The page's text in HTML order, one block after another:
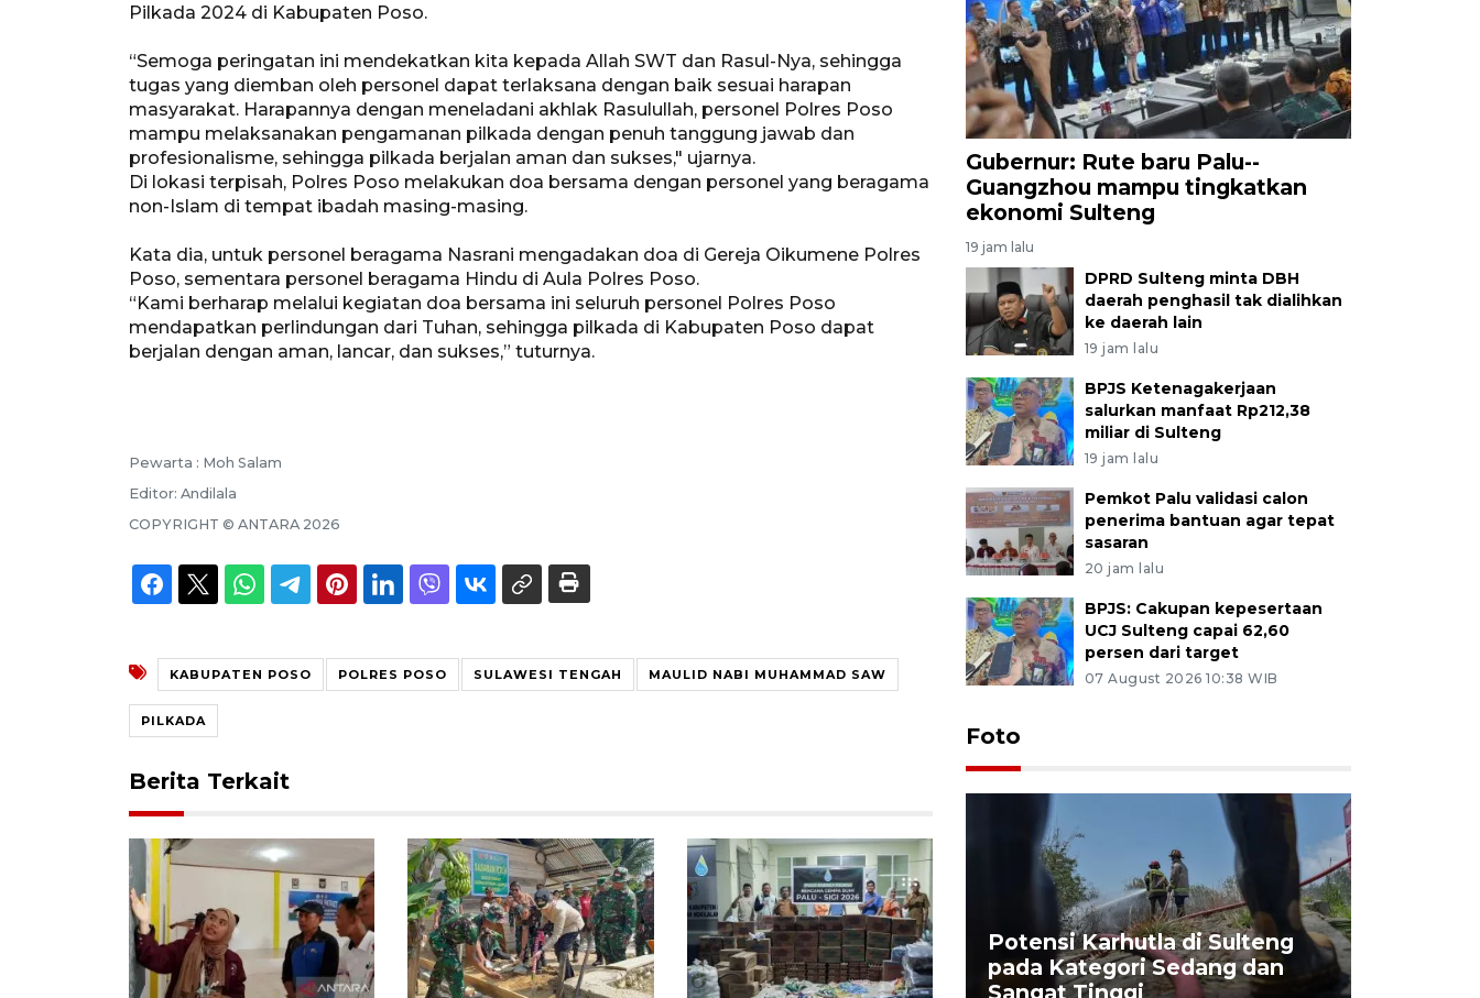
Pilkada 2024 di Kabupaten Poso.
“Semoga peringatan ini mendekatkan kita kepada Allah SWT dan Rasul-Nya, sehingga
tugas yang diemban oleh personel dapat terlaksana dengan baik sesuai harapan
masyarakat. Harapannya dengan meneladani akhlak Rasulullah, personel Polres Poso
mampu melaksanakan pengamanan pilkada dengan penuh tanggung jawab dan
profesionalisme, sehingga pilkada berjalan aman dan sukses," ujarnya.
Di lokasi terpisah, Polres Poso melakukan doa bersama dengan personel yang beragama
non-Islam di tempat ibadah masing-masing.
Kata dia, untuk personel beragama Nasrani mengadakan doa di Gereja Oikumene Polres
Poso, sementara personel beragama Hindu di Aula Polres Poso.
“Kami berharap melalui kegiatan doa bersama ini seluruh personel Polres Poso
mendapatkan perlindungan dari Tuhan, sehingga pilkada di Kabupaten Poso dapat
berjalan dengan aman, lancar, dan sukses,” tuturnya.
Pewarta : Moh Salam
Editor: Andilala
COPYRIGHT © ANTARA 2026
KABUPATEN POSO POLRES POSO SULAWESI TENGAH MAULID NABI MUHAMMAD SAW
PILKADA
Berita Terkait
Gubernur: Rute baru Palu--
Guangzhou mampu tingkatkan
ekonomi Sulteng
19 jam lalu
DPRD Sulteng minta DBH
daerah penghasil tak dialihkan
ke daerah lain
19 jam lalu
BPJS Ketenagakerjaan
salurkan manfaat Rp212,38
miliar di Sulteng
19 jam lalu
Pemkot Palu validasi calon
penerima bantuan agar tepat
sasaran
20 jam lalu
BPJS: Cakupan kepesertaan
UCJ Sulteng capai 62,60
persen dari target
07 August 2026 10:38 WIB
Foto
Layanan pembuatan SIM Baru
Potensi Karhutla di Sulteng
pada Kategori Sedang dan